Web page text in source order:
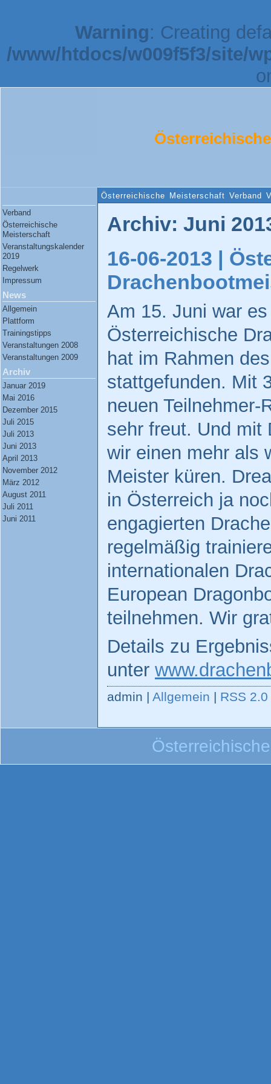
Warning: Creating
/www/htdocs/w009f5f3/site/
Österreichische Meisterschaft Verband
Verband
Österreichische
Meisterschaft
Veranstaltungskalender
2019
Regelwerk
Impressum
News
Allgemein
Plattform
Trainingstipps
Veranstaltungen 2008
Veranstaltungen 2009
Archiv
Januar 2019
Mai 2016
Dezember 2015
Juli 2015
Juli 2013
Juni 2013
April 2013
November 2012
März 2012
August 2011
Juli 2011
Juni 2011
Archiv: Juni
16-06-2013 |
Am 15. Juni war
Österreichische
hat im Rahmen
stattgefunden. Mit
neuen
sehr freut. Und mit
wir einen mehr als
Meister küren.
in Österreich ja
engagierten
regelmäßig
internationalen
European
teilnehmen. Wir
Details zu
unter
admin | Allgemein | RSS 2.0